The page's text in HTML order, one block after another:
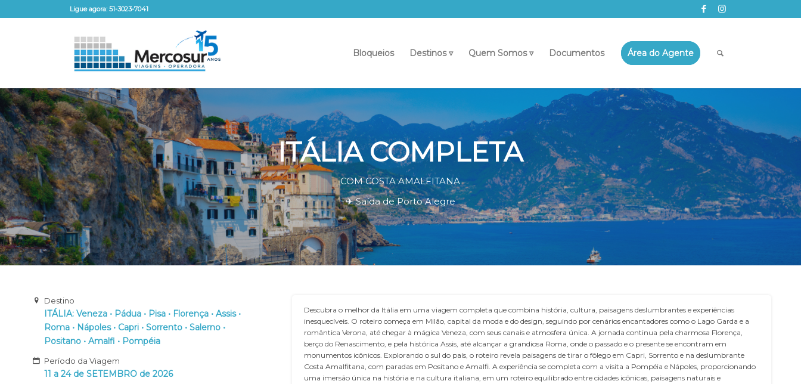
Ligue agora: 51-3023-7041
Bloqueios Destinos ▿ Quem Somos ▿ Documentos Área do Agente
ITÁLIA COMPLETA
COM COSTA AMALFITANA
✈ Saída de Porto Alegre
Destino
ITÁLIA:Veneza • Pádua • Pisa • Florença • Assis •
Roma • Nápoles • Capri • Sorrento • Salerno •
Positano • Amalfi • Pompéia
Período da Viagem
11 a 24 de SETEMBRO de 2026
Descubra o melhor da Itália em uma viagem completa que combina história, cultura, paisagens deslumbrantes e experiências
inesquecíveis. O roteiro começa em Milão, capital da moda e do design, seguindo por cenários encantadores como o Lago Garda e a
romântica Verona, até chegar à mágica Veneza, com seus canais e atmosfera única. A jornada continua pela charmosa Florença,
berço do Renascimento, e pela histórica Assis, até alcançar a grandiosa Roma, onde o passado e o presente se encontram em
monumentos icônicos. Explorando o sul do país, o roteiro revela paisagens de tirar o fôlego em Capri, Sorrento e na deslumbrante
Costa Amalfitana, com paradas em Positano e Amalfi. A experiência se completa com a visita a Pompéia e Nápoles, proporcionando
uma imersão única na história e na cultura italiana, em um roteiro equilibrado entre cidades icônicas, paisagens naturais e